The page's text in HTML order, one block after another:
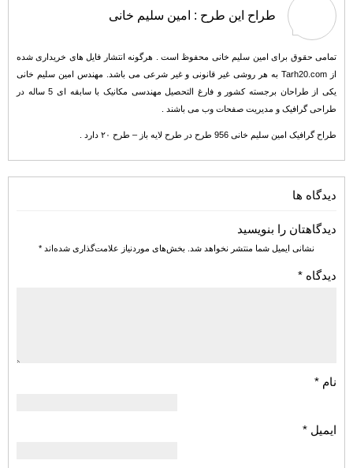
طراح این طرح : امین سلیم خانی
تمامی حقوق برای امین سلیم خانی محفوظ است . هرگونه انتشار فایل های خریداری شده
از Tarh20.com به هر روشی غیر قانونی و غیر شرعی می باشد. مهندس امین سلیم خانی
یکی از طراحان برجسته کشور و فارغ التحصیل مهندسی مکانیک با سابقه ای 5 ساله در
طراحی گرافیک و مدیریت صفحات وب می باشند .
طراح گرافیک امین سلیم خانی 956 طرح در طرح لایه باز – طرح ۲۰ دارد .
دیدگاه ها
دیدگاهتان را بنویسید
نشانی ایمیل شما منتشر نخواهد شد. بخش‌های موردنیاز علامت‌گذاری شده‌اند *
دیدگاه *
نام *
ایمیل *